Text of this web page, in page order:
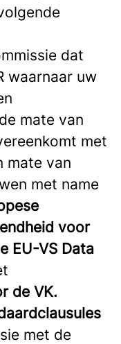
dat
waarnaar uw
mate van
met
mate van
met name
voor
EU-VS Data
de VK.
met de